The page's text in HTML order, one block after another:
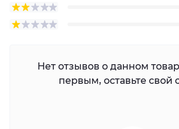
Нет отзывов о данном
первым, оставьте свой